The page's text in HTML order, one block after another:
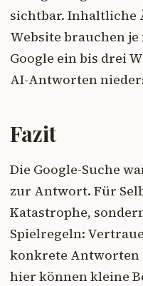
sichtbar. Inhaltliche
Website brauchen
Google ein bis drei
AI-Antworten
Fazit
Die Google-Suche
zur Antwort. Für
Katastrophe,
Spielregeln:
konkrete Antworten
hier können kleine